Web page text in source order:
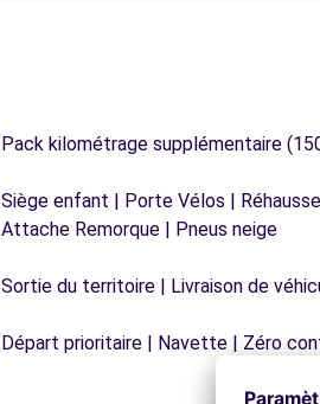
Pack kilométrage supplémentaire
Siège enfant | Porte Vélos |
Attache Remorque | Pneus neige
Sortie du territoire | Livraison de
Départ prioritaire | Navette | Zéro